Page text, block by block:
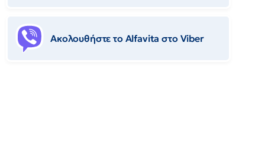
Ακολουθήστε το Αlfavita στο Viber